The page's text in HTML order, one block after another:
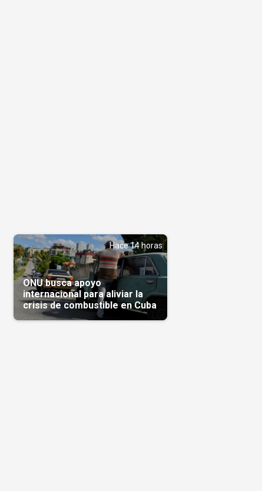
Hace 14 horas
ONU busca apoyo
internacional para aliviar la
crisis de combustible en Cuba